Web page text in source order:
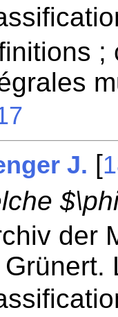
;
J. [
der